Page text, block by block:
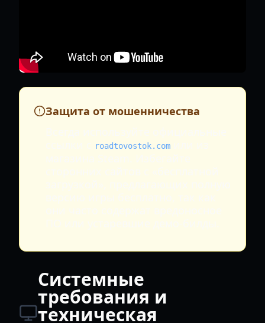
Защита от мошенничества
roadtovostok.com
Системные
требования и
техническая